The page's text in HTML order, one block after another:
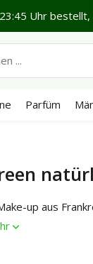
bestellt,
Parfüm
up aus